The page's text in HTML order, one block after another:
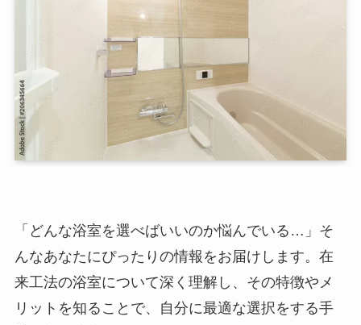
「どんな浴室を選べばいいのか悩んでいる…」そ
んなあなたにぴったりの情報をお届けします。在
来工法の浴室について深く理解し、その特徴やメ
リットを知ることで、自分に最適な選択をする手